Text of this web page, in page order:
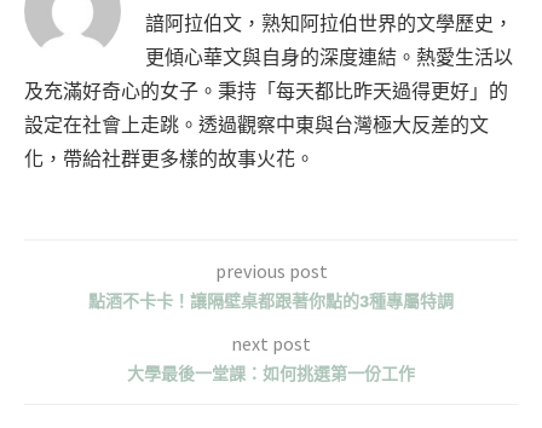
諳阿拉伯文，熟知阿拉伯世界的文學歷史，
更傾心華文與自身的深度連結。熱愛生活以
及充滿好奇心的女子。秉持「每天都比昨天過得更好」的
設定在社會上走跳。透過觀察中東與台灣極大反差的文
化，帶給社群更多樣的故事火花。
previous post
點酒不卡卡！讓隔壁桌都跟著你點的3種專屬特調
next post
大學最後一堂課：如何挑選第一份工作